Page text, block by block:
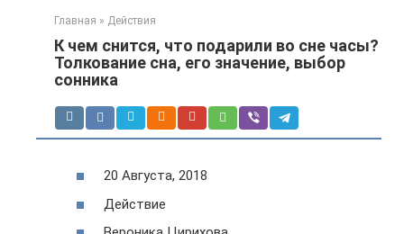
Главная » Действия
К чем снится, что подарили во сне часы?
Толкование сна, его значение, выбор
сонника
20 Августа, 2018
Действие